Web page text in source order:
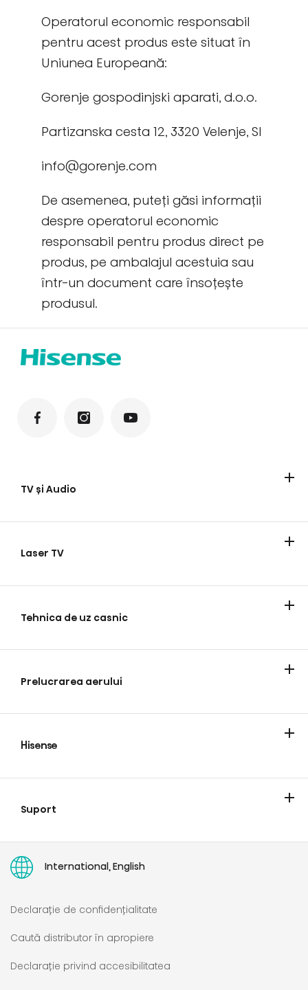
Operatorul economic responsabil
pentru acest produs este situat în
Uniunea Europeană:
Gorenje gospodinjski aparati, d.o.o.
Partizanska cesta 12, 3320 Velenje, SI
info@gorenje.com
De asemenea, puteți găsi informații
despre operatorul economic
responsabil pentru produs direct pe
produs, pe ambalajul acestuia sau
într-un document care însoțește
produsul.
TV și Audio
Laser TV
Tehnica de uz casnic
Prelucrarea aerului
Hisense
Suport
International, English
Declarație de confidențialitate
Caută distributor în apropiere
Declarație privind accesibilitatea